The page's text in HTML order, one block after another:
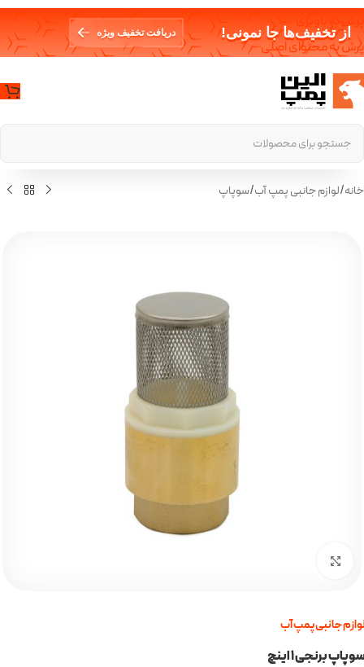
پرش به ناوبری
پرش به محتوای اصلی
از تخفیف‌ها جا نمونی! دریافت تخفیف ویژه
خانه/لوازم جانبی پمپ آب/سوپاپ
جانبی پمپ آب
برنجی 1 اینچ